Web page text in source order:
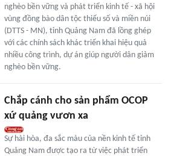
nghèo bền vững và phát triển kinh tế - xã hội
vùng đồng bào dân tộc thiểu số và miền núi
(DTTS - MN), tỉnh Quảng Nam đã lồng ghép
với các chính sách khác triển khai hiệu quả
nhiều công trình, dự án giúp người dân giảm
nghèo bền vững.
Chắp cánh cho sản phẩm OCOP
xứ quảng vươn xa
Sự hài hòa, đa sắc màu của nền kinh tế tỉnh
Quảng Nam được tạo ra từ việc phát triển